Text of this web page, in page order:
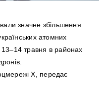
значне збільшення
атомних
травня в районах
X, передає